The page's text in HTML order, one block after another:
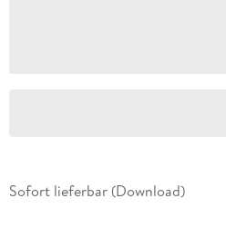
Sofort lieferbar (Download)